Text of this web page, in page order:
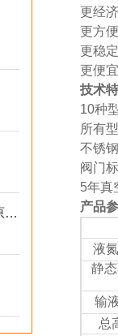
余氯02.CL200余氯计的结构和测试原理是什么？
更经
更方
更稳
更便
技术
10种
所有
不锈
阀门
5年真
产品
液
静
输
总